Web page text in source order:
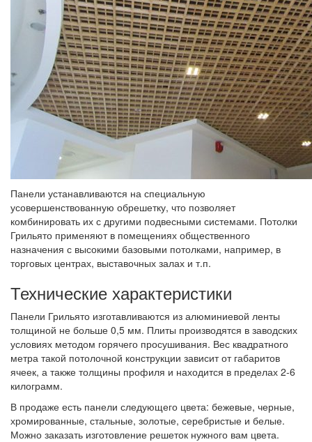
Панели устанавливаются на специальную
усовершенствованную обрешетку, что позволяет
комбинировать их с другими подвесными системами. Потолки
Грильято применяют в помещениях общественного
назначения с высокими базовыми потолками, например, в
торговых центрах, выставочных залах и т.п.
Технические характеристики
Панели Грильято изготавливаются из алюминиевой ленты
толщиной не больше 0,5 мм. Плиты производятся в заводских
условиях методом горячего просушивания. Вес квадратного
метра такой потолочной конструкции зависит от габаритов
ячеек, а также толщины профиля и находится в пределах 2-6
килограмм.
В продаже есть панели следующего цвета: бежевые, черные,
хромированные, стальные, золотые, серебристые и белые.
Можно заказать изготовление решеток нужного вам цвета.